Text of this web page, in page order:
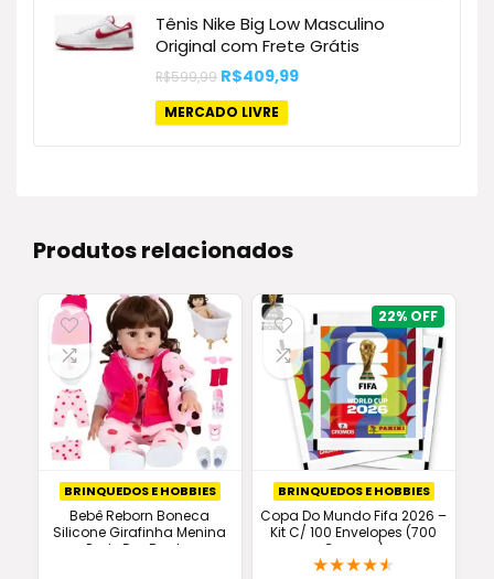
Tênis Nike Big Low Masculino
Original com Frete Grátis
R$599,99 O
original
era:
R$409,99O
MERCADO LIVRE
Produtos relacionados
BRINQUEDOS E HOBBIES
Bebê Reborn Boneca
Silicone Girafinha Menina
Pode Dar Banho
22%
BRINQUEDOS E HOBBIES
Copa Do Mundo Fifa 2026 –
Kit C/ 100 Envelopes (700
Cromos)
★★★★★